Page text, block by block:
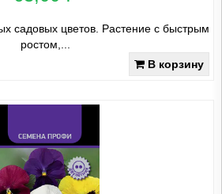
садовых цветов. Растение с быстрым
ростом,...
В корзину